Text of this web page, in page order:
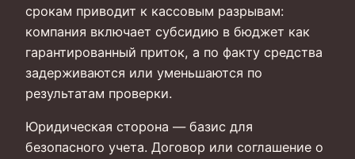
срокам приводит к кассовым разрывам:
компания включает субсидию в бюджет как
гарантированный приток, а по факту средства
задерживаются или уменьшаются по
результатам проверки.
Юридическая сторона — базис для
безопасного учета. Договор или соглашение о